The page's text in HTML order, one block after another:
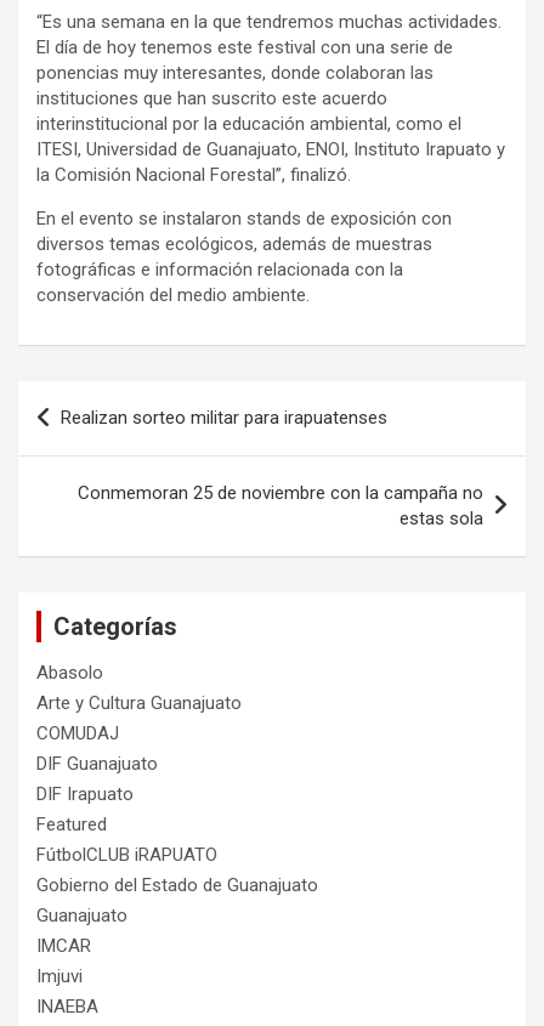
“Es una semana en la que tendremos muchas actividades.
El día de hoy tenemos este festival con una serie de
ponencias muy interesantes, donde colaboran las
instituciones que han suscrito este acuerdo
interinstitucional por la educación ambiental, como el
ITESI, Universidad de Guanajuato, ENOI, Instituto Irapuato y
la Comisión Nacional Forestal”, finalizó.
En el evento se instalaron stands de exposición con
diversos temas ecológicos, además de muestras
fotográficas e información relacionada con la
conservación del medio ambiente.
Navegación
de
entradas
Realizan sorteo militar para irapuatenses
Conmemoran 25 de noviembre con la campaña no
estas sola
Categorías
Abasolo
Arte y Cultura Guanajuato
COMUDAJ
DIF Guanajuato
DIF Irapuato
Featured
FútbolCLUB iRAPUATO
Gobierno del Estado de Guanajuato
Guanajuato
IMCAR
Imjuvi
INAEBA